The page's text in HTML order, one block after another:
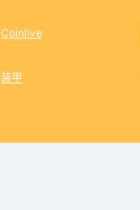
Coinlive
装甲